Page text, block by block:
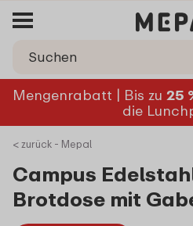
Mengenrabatt | Bis zu 25
die
< zurück - Mepal
Campus
Brotdose mit